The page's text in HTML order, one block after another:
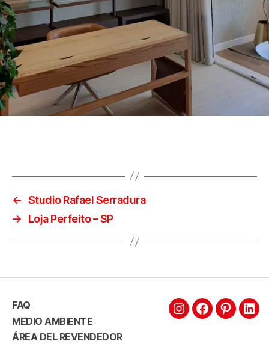
← Studio Rafael Serradura
→
Loja Perfeito – SP
FAQ
MEDIO AMBIENTE
ÁREA DEL REVENDEDOR